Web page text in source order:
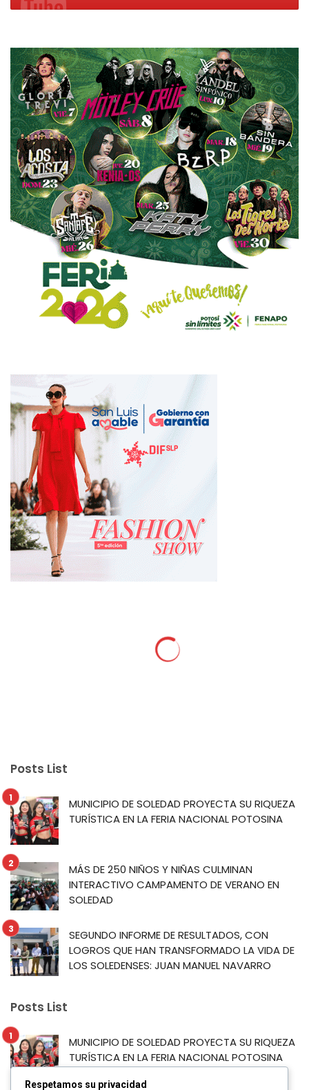
Posts List
MUNICIPIO DE SOLEDAD PROYECTA SU RIQUEZA
TURÍSTICA EN LA FERIA NACIONAL POTOSINA
MÁS DE 250 NIÑOS Y NIÑAS CULMINAN
INTERACTIVO CAMPAMENTO DE VERANO EN
SOLEDAD
SEGUNDO INFORME DE RESULTADOS, CON
LOGROS QUE HAN TRANSFORMADO LA VIDA DE
LOS SOLEDENSES: JUAN MANUEL NAVARRO
Posts List
MUNICIPIO DE SOLEDAD PROYECTA SU RIQUEZA
TURÍSTICA EN LA FERIA NACIONAL POTOSINA
Respetamos su privacidad